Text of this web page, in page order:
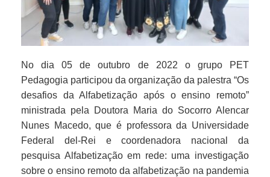
No dia 05 de outubro de 2022 o grupo PET
Pedagogia participou da organização da palestra “Os
desafios da Alfabetização após o ensino remoto”
ministrada pela Doutora Maria do Socorro Alencar
Nunes Macedo, que é professora da Universidade
Federal del-Rei e coordenadora nacional da
pesquisa Alfabetização em rede: uma investigação
sobre o ensino remoto da alfabetização na pandemia